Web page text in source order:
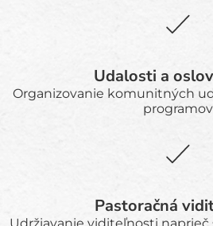
Udalosti a
Organizovanie komunitných
programov
Pastoračná
Udržiavanie viditeľnosti